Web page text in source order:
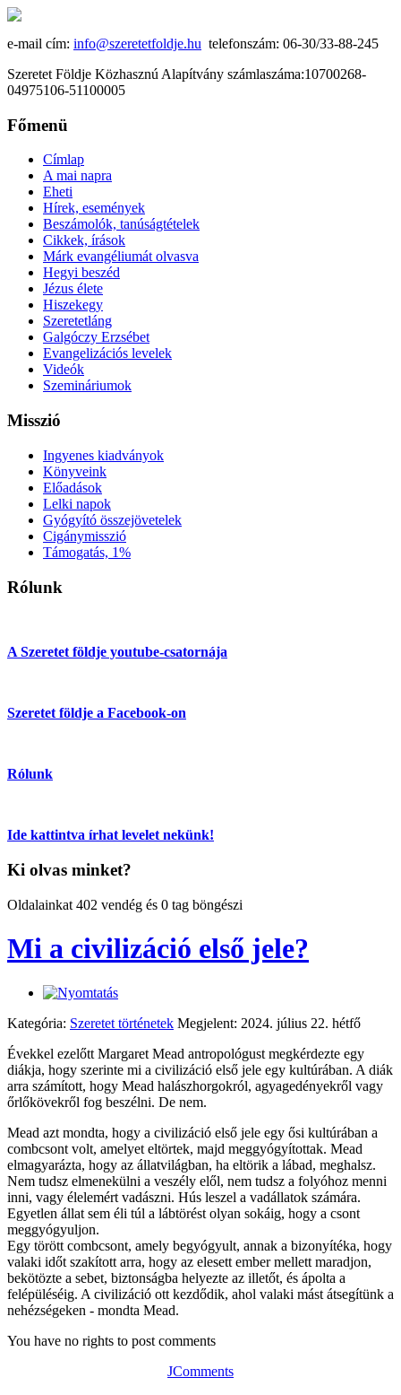
e-mail cím: info@szeretetfoldje.hu telefonszám: 06-30/33-88-245
Szeretet Földje Közhasznú Alapítvány számlaszáma:10700268-
04975106-51100005
Főmenü
Címlap
A mai napra
Eheti
Hírek, események
Beszámolók, tanúságtételek
Cikkek, írások
Márk evangéliumát olvasva
Hegyi beszéd
Jézus élete
Hiszekegy
Szeretetláng
Galgóczy Erzsébet
Evangelizációs levelek
Videók
Szemináriumok
Misszió
Ingyenes kiadványok
Könyveink
Előadások
Lelki napok
Gyógyító összejövetelek
Cigánymisszió
Támogatás, 1%
Rólunk
A Szeretet földje youtube-csatornája
Szeretet földje a Facebook-on
Rólunk
Ide kattintva írhat levelet nekünk!
Ki olvas minket?
Oldalainkat 402 vendég és 0 tag böngészi
Mi a civilizáció első jele?
Kategória: Szeretet történetek Megjelent: 2024. július 22. hétfő
Évekkel ezelőtt Margaret Mead antropológust megkérdezte egy
diákja, hogy szerinte mi a civilizáció első jele egy kultúrában. A diák
arra számított, hogy Mead halászhorgokról, agyagedényekről vagy
őrlőkövekről fog beszélni. De nem.
Mead azt mondta, hogy a civilizáció első jele egy ősi kultúrában a
combcsont volt, amelyet eltörtek, majd meggyógyítottak. Mead
elmagyarázta, hogy az állatvilágban, ha eltörik a lábad, meghalsz.
Nem tudsz elmenekülni a veszély elől, nem tudsz a folyóhoz menni
inni, vagy élelemért vadászni. Hús leszel a vadállatok számára.
Egyetlen állat sem éli túl a lábtörést olyan sokáig, hogy a csont
meggyógyuljon.
Egy törött combcsont, amely begyógyult, annak a bizonyítéka, hogy
valaki időt szakított arra, hogy az elesett ember mellett maradjon,
bekötözte a sebet, biztonságba helyezte az illetőt, és ápolta a
felépüléséig. A civilizáció ott kezdődik, ahol valaki mást átsegítünk a
nehézségeken - mondta Mead.
You have no rights to post comments
JComments